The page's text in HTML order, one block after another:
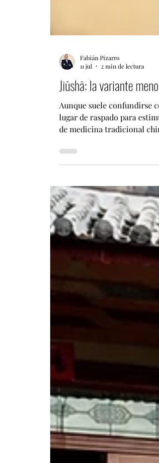
Fabián Pizarro
Jiūshā: la variante
Aunque suele confundirse
lugar de raspado para